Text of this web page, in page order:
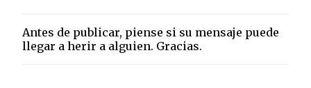
P
u
b
Antes de publicar, piense si su mensaje puede
llegar a herir a alguien. Gracias.